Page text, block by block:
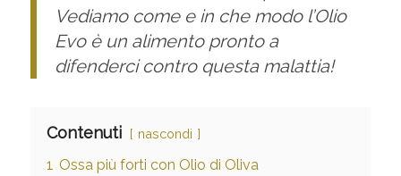
Vediamo come e in che modo l’Olio
Evo è un alimento pronto a
difenderci contro questa malattia!
Contenuti nascondi
1 Ossa più forti con Olio di Oliva